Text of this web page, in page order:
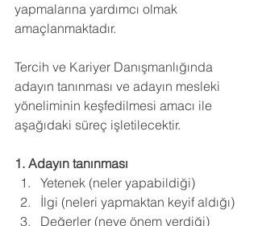
yapmalarına yardımcı olmak
amaçlanmaktadır.
Tercih ve Kariyer Danışmanlığında
adayın tanınması ve adayın mesleki
yöneliminin keşfedilmesi amacı ile
aşağıdaki süreç işletilecektir.
1. Adayın tanınması
Yetenek (neler yapabildiği)
İlgi (neleri yapmaktan keyif aldığı)
Değerler (neye önem verdiği)